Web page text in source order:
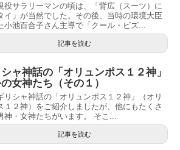
役サラリーマンの頃は、「背広（スーツ）に
イ」が当然でした。その後、当時の環境大臣
小池百合子さん主導で「クール・ビズ...
記事を読む
ャ神話の「オリュンポス１２神」
女神たち（その１）
リシャ神話の「オリュンポス１２神」（オリ
１２神）をご紹介しましたが、他にもたくさ
神・女神たちがいます。 そこ...
記事を読む